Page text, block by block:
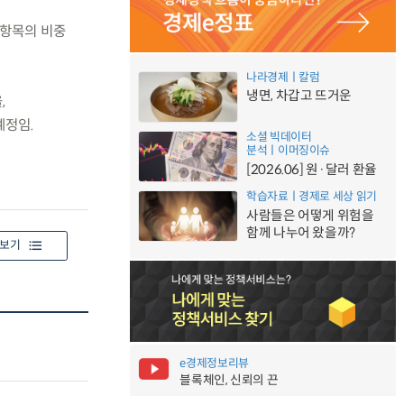
목의 비중
정임.
기
나라경제ㅣ칼럼
냉면, 차갑고 뜨거운
소셜 빅데이터
분석ㅣ이머징이슈
[2026.06] 원·달러 환율
학습자료ㅣ경제로 세상 읽기
사람들은 어떻게 위험을
함께 나누어 왔을까?
e경제정보리뷰
블록체인, 신뢰의 끈